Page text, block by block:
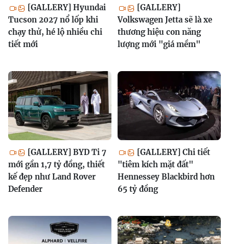
[GALLERY] Hyundai
Tucson 2027 nổ lốp khi
chạy thử, hé lộ nhiều chi
tiết mới
[GALLERY]
Volkswagen Jetta sẽ là xe
thương hiệu con năng
lượng mới "giá mềm"
[GALLERY] BYD Ti 7
mới gần 1,7 tỷ đồng, thiết
kế đẹp như Land Rover
Defender
[GALLERY] Chi tiết
"tiêm kích mặt đất"
Hennessey Blackbird hơn
65 tỷ đồng